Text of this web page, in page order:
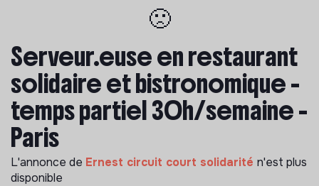
🙁
Serveur.euse en restaurant
solidaire et bistronomique -
temps partiel 30h/semaine -
Paris
L'annonce de Ernest circuit court solidarité n'est plus
disponible